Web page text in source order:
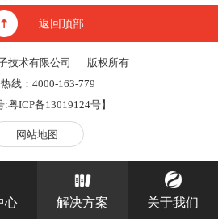
返回顶部
技术有限公司
版权所有
线：4000-163-779
:粤ICP备13019124号】
网站地图
心 解决方案 关于我们